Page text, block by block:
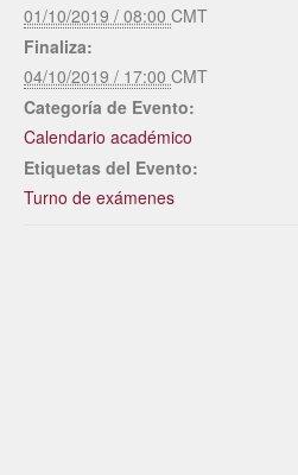
01/10/2019 / 08:00 CMT
Finaliza:
04/10/2019 / 17:00 CMT
Categoría de Evento:
Calendario académico
Etiquetas del Evento:
Turno de exámenes